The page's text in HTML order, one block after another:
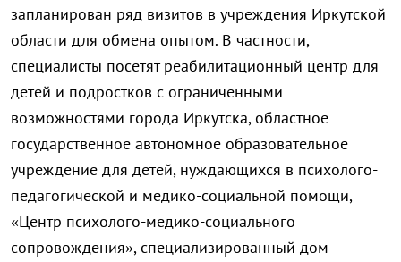
запланирован ряд визитов в учреждения Иркутской
области для обмена опытом. В частности,
специалисты посетят реабилитационный центр для
детей и подростков с ограниченными
возможностями города Иркутска, областное
государственное автономное образовательное
учреждение для детей, нуждающихся в психолого-
педагогической и медико-социальной помощи,
«Центр психолого-медико-социального
сопровождения», специализированный дом